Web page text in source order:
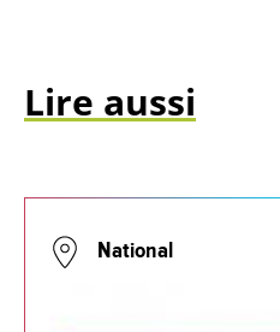
Lire aussi
National